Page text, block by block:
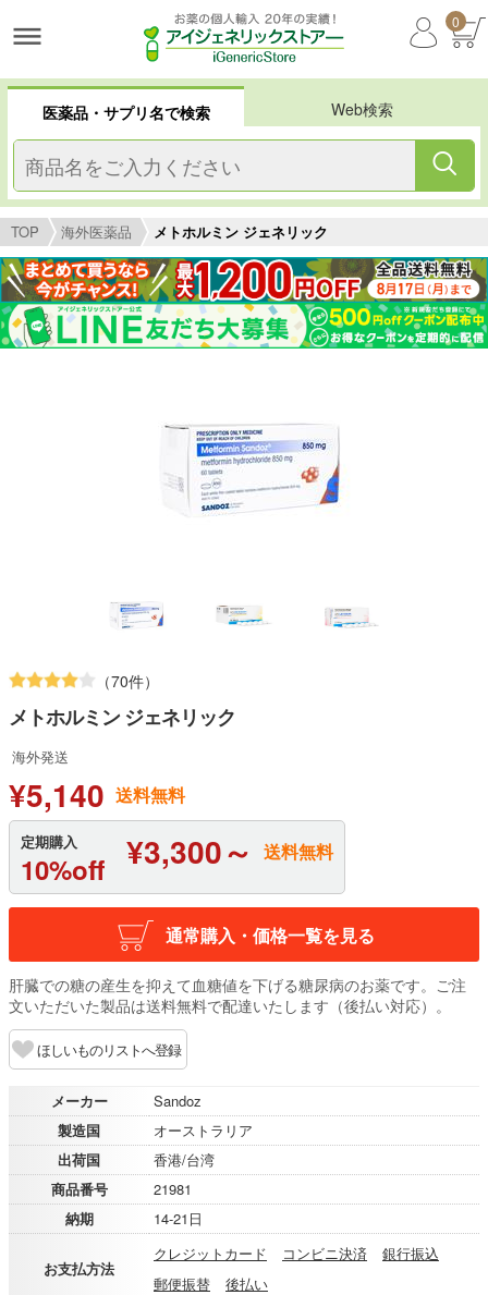
0
医薬品・サプリ名で検索 Web検索
TOP 海外医薬品 メトホルミン ジェネリック
（70件）
メトホルミン ジェネリック
海外発送
¥5,140 送料無料
定期購入
10%off ¥3,300～ 送料無料
通常購入・価格一覧を見る
肝臓での糖の産生を抑えて血糖値を下げる糖尿病のお薬です。ご注
文いただいた製品は送料無料で配達いたします（後払い対応）。
ほしいものリストへ登録
メーカー
Sandoz
製造国
オーストラリア
出荷国
香港/台湾
商品番号
21981
納期
14-21日
お支払方法
クレジットカード コンビニ決済
銀行振込
郵便振替
後払い